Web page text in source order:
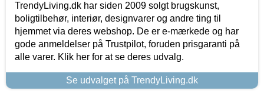
TrendyLiving.dk har siden 2009 solgt brugskunst,
boligtilbehør, interiør, designvarer og andre ting til
hjemmet via deres webshop. De er e-mærkede og har
gode anmeldelser på Trustpilot, foruden prisgaranti på
alle varer. Klik her for at se deres udvalg.
Se udvalget på TrendyLiving.dk